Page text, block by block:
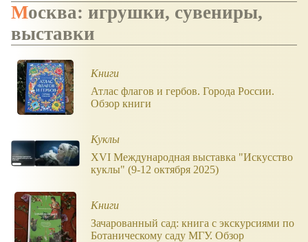
Москва: игрушки, сувениры,
выставки
Книги
Атлас флагов и гербов. Города России.
Обзор книги
Куклы
XVI Международная выставка "Искусство
куклы" (9-12 октября 2025)
Книги
Зачарованный сад: книга с экскурсиями по
Ботаническому саду МГУ. Обзор